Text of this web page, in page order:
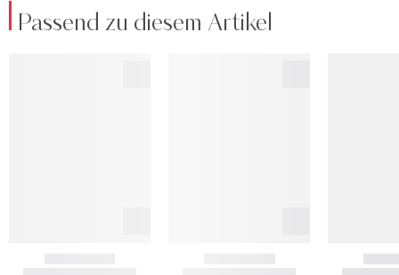
Passend zu diesem Artikel